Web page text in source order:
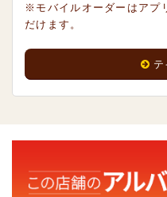
※モバイルオーダーはアプ
だけます。
テ